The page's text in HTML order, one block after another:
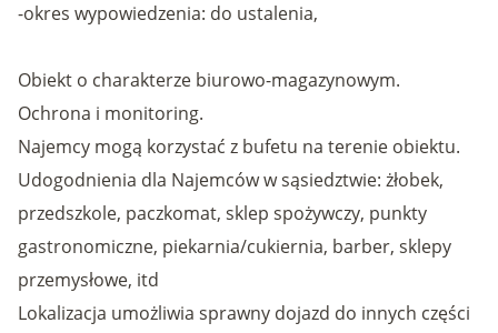
-okres wypowiedzenia: do ustalenia,
Obiekt o charakterze biurowo-magazynowym.
Ochrona i monitoring.
Najemcy mogą korzystać z bufetu na terenie obiektu.
Udogodnienia dla Najemców w sąsiedztwie: żłobek,
przedszkole, paczkomat, sklep spożywczy, punkty
gastronomiczne, piekarnia/cukiernia, barber, sklepy
przemysłowe, itd
Lokalizacja umożliwia sprawny dojazd do innych części